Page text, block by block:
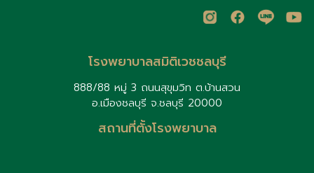
โรงพยาบาลสมิติเวชชลบุรี
888/88 หมู่ 3 ถนนสุขุมวิท ต.บ้านสวน
อ.เมืองชลบุรี จ.ชลบุรี 20000
สถานที่ตั้งโรงพยาบาล